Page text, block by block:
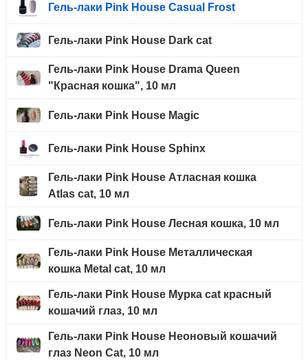
Гель-лаки Pink House Casual Frost
Гель-лаки Pink House Dark cat
Гель-лаки Pink House Drama Queen
"Красная кошка", 10 мл
Гель-лаки Pink House Magic
Гель-лаки Pink House Sphinx
Гель-лаки Pink House Атласная кошка
Atlas cat, 10 мл
Гель-лаки Pink House Лесная кошка, 10 мл
Гель-лаки Pink House Металлическая
кошка Metal cat, 10 мл
Гель-лаки Pink House Мурка cat красный
кошачий глаз, 10 мл
Гель-лаки Pink House Неоновый кошачий
глаз Neon Cat, 10 мл